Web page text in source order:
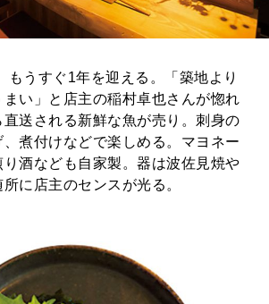
もうすぐ1年を迎える。「築地より
い」と店主の稲村卓也さんが惚れ
送される新鮮な魚が売り。刺身の
煮付けなどで楽しめる。マヨネー
り酒なども自家製。器は波佐見焼や
に店主のセンスが光る。